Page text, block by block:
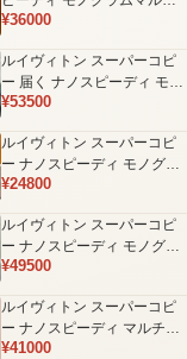
カラー ホワイト ゴールド金
バッグ
¥36000
ルイヴィトン スーパーコピ
ー 届く ナノスピーディ モノ
グラム ポーチ付き ミニボス
品
¥53500
ルイヴィトン スーパーコピ
ー ナノスピーディ モノグラ
ム 編み込みストラップ ミニ
気モデル
¥24800
ルイヴィトン スーパーコピ
ー ナノスピーディ モノグラ
ム ブラックハンドル 2WAY
¥49500
ルイヴィトン スーパーコピ
ー ナノスピーディ マルチカ
ラーモノグラム ミニボスト
¥41000